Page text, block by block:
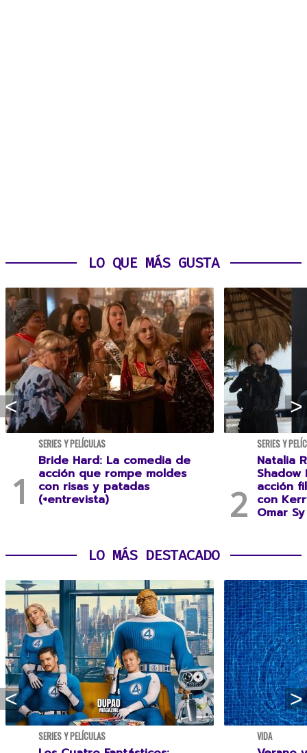
LO QUE MÁS GUSTA
SERIES Y PELÍCULAS
Bride Hard: La comedia de
acción que rompe moldes
con risas y patadas
(+entrevista)
SERIES Y
Natalia
acción
con
Omar
LO MÁS DESTACADO
SERIES Y PELÍCULAS VIDA